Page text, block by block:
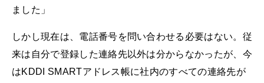
ました」
しかし現在は、電話番号を問い合わせる必要はない。従
来は自分で登録した連絡先以外は分からなかったが、今
はKDDI SMARTアドレス帳に社内のすべての連絡先が